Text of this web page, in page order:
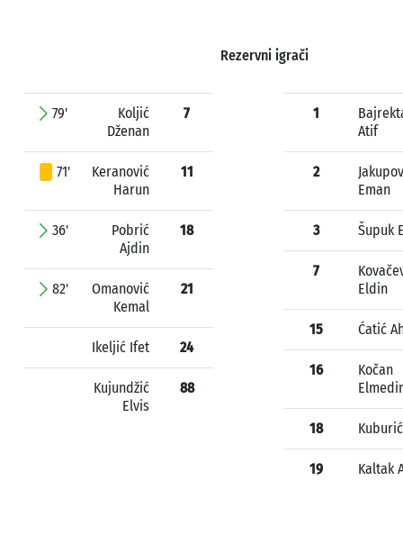
Rezervni igrači
79'
Koljić
Dženan
7
71'
Keranović
Harun
11
36'
Pobrić
Ajdin
18
82'
Omanović
Kemal
21
Ikeljić Ifet 24
Kujundžić
Elvis
88
1
Atif
2
Eman
3 Šupuk
7
Eldin
15 Ćatić
16
Kočan
18
19 Kaltak